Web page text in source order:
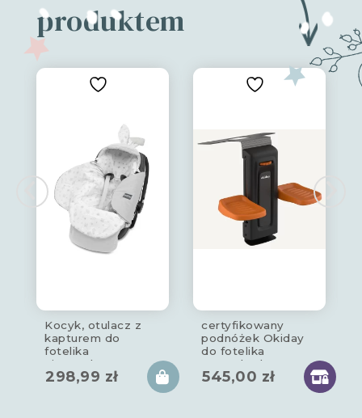
produktem
Kocyk, otulacz z
kapturem do
fotelika
niemowlęcego
copse
298,99 zł
certyfikowany
podnóżek Okiday
do fotelika
samochodowego
czarno –
545,00 zł